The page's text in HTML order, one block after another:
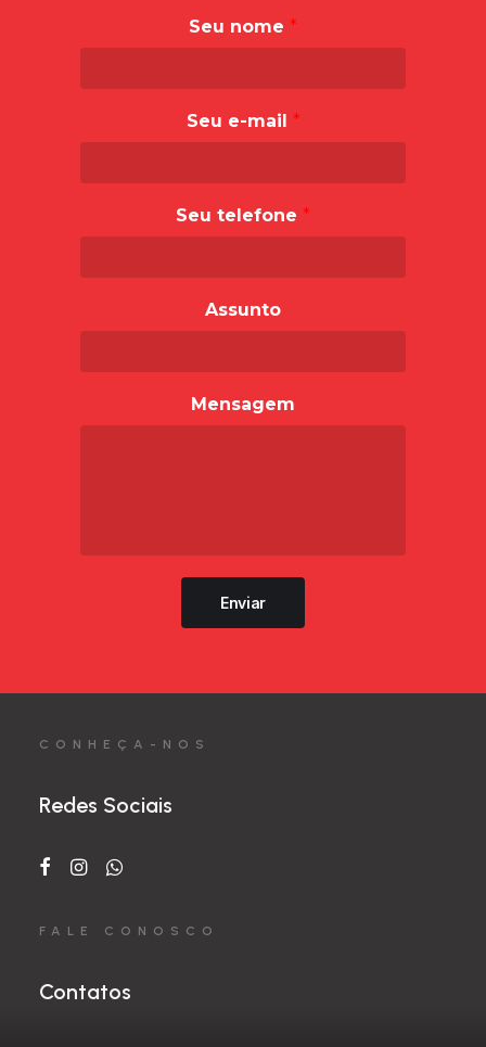
Seu nome *
Seu e-mail *
Seu telefone *
Assunto
Mensagem
Enviar
CONHEÇA-NOS
Redes Sociais
FALE CONOSCO
Contatos